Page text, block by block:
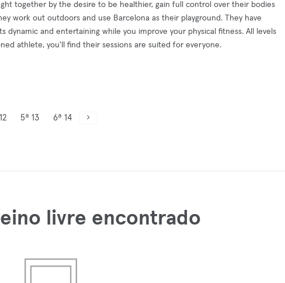
together by the desire to be healthier, gain full control over their bodies
work out outdoors and use Barcelona as their playground. They have
and entertaining while you improve your physical fitness. All levels
athlete, you'll find their sessions are suited for everyone.
5ª 13 6ª 14
livre encontrado